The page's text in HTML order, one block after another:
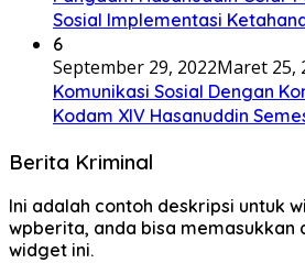
Sosial Implementasi
6
September 29, 2022Maret 25,
Komunikasi Sosial Dengan
Kodam XIV Hasanuddin
Berita Kriminal
Ini adalah contoh deskripsi untuk
wpberita, anda bisa memasukkan
widget ini.